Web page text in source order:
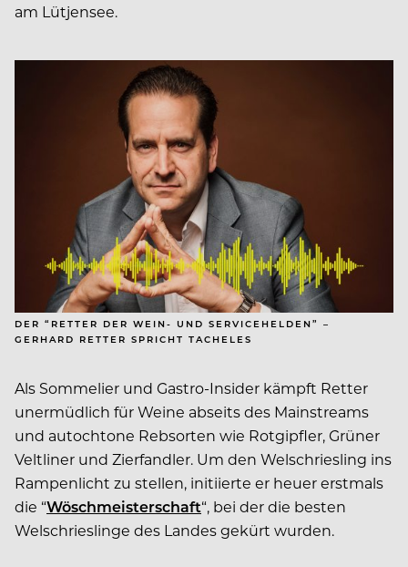
am Lütjensee.
DER “RETTER DER WEIN- UND SERVICEHELDEN” –
GERHARD RETTER SPRICHT TACHELES
Als Sommelier und Gastro-Insider kämpft Retter
unermüdlich für Weine abseits des Mainstreams
und autochtone Rebsorten wie Rotgipfler, Grüner
Veltliner und Zierfandler. Um den Welschriesling ins
Rampenlicht zu stellen, initiierte er heuer erstmals
die “Wöschmeisterschaft“, bei der die besten
Welschrieslinge des Landes gekürt wurden.